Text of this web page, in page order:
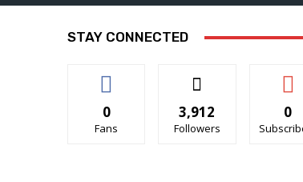
STAY CONNECTED
0
Fans
3,912
Followers
0